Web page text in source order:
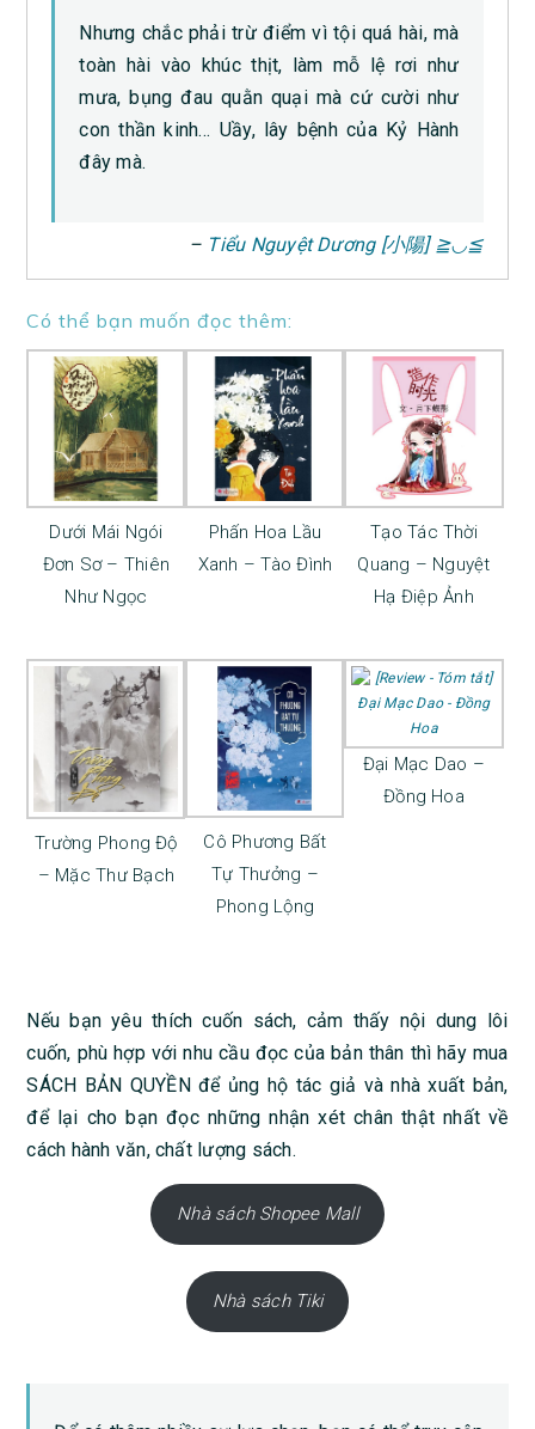
Nhưng chắc phải trừ điểm vì tội quá hài, mà
toàn hài vào khúc thịt, làm mỗ lệ rơi như
mưa, bụng đau quằn quại mà cứ cười như
con thần kinh… Uầy, lây bệnh của Kỷ Hành
đây mà.
– Tiểu Nguyệt Dương [小陽] ≧◡≦
Có thể bạn muốn đọc thêm:
Dưới Mái Ngói
Đơn Sơ – Thiên
Như Ngọc
Phấn Hoa Lầu
Xanh – Tào Đình
Tạo Tác Thời
Quang – Nguyệt
Hạ Điệp Ảnh
Trường Phong Độ
– Mặc Thư Bạch
Cô Phương Bất
Tự Thưởng –
Phong Lộng
Đại Mạc Dao –
Đồng Hoa
Nếu bạn yêu thích cuốn sách, cảm thấy nội dung lôi
cuốn, phù hợp với nhu cầu đọc của bản thân thì hãy mua
SÁCH BẢN QUYỀN để ủng hộ tác giả và nhà xuất bản,
để lại cho bạn đọc những nhận xét chân thật nhất về
cách hành văn, chất lượng sách.
Nhà sách Shopee Mall
Nhà sách Tiki